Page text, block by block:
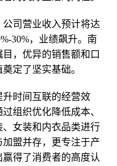
司营业收入预计将达
30%，业绩飙升。南
，优异的销售额和口
定了坚实基础。
升时间互联的经营效
组织优化降低成本、
、女装和内衣品类进行
盟并存，更专注于产
得了消费者的高度认